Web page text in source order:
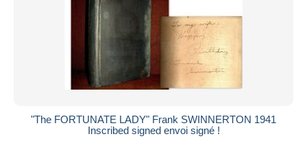
"The FORTUNATE LADY" Frank SWINNERTON 1941
Inscribed signed envoi signé !